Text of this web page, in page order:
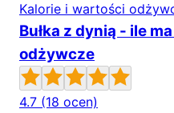
Kalorie i wartości
Bułka z dynią - ile
odżywcze
4.7 (18 ocen)